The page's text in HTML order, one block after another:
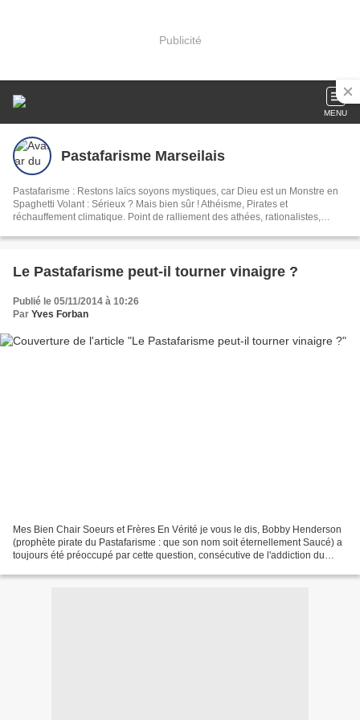
Publicité
MENU
Pastafarisme Marseilais
Pastafarisme : Restons laïcs soyons mystiques, car Dieu est un Monstre en
Spaghetti Volant : Sérieux ? Mais bien sûr ! Athéisme, Pirates et
réchauffement climatique. Point de ralliement des athées, rationalistes,
Le Pastafarisme peut-il tourner vinaigre ?
Publié le 05/11/2014 à 10:26
Par Yves Forban
Mes Bien Chair Soeurs et Frères En Vérité je vous le dis, Bobby Henderson
(prophète pirate du Pastafarisme : que son nom soit éternellement Saucé) a
toujours été préoccupé par cette question, consécutive de l'addiction du